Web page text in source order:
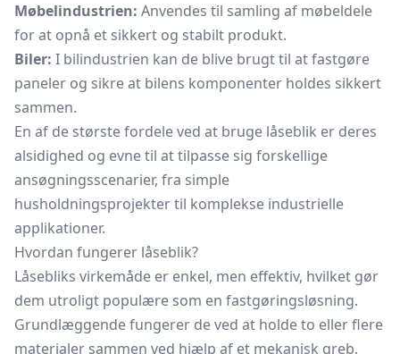
Møbelindustrien: Anvendes til samling af møbeldele
for at opnå et sikkert og stabilt produkt.
Biler: I bilindustrien kan de blive brugt til at fastgøre
paneler og sikre at bilens komponenter holdes sikkert
sammen.
En af de største fordele ved at bruge låseblik er deres
alsidighed og evne til at tilpasse sig forskellige
ansøgningsscenarier, fra simple
husholdningsprojekter til komplekse industrielle
applikationer.
Hvordan fungerer låseblik?
Låsebliks virkemåde er enkel, men effektiv, hvilket gør
dem utroligt populære som en fastgøringsløsning.
Grundlæggende fungerer de ved at holde to eller flere
materialer sammen ved hjælp af et mekanisk greb.